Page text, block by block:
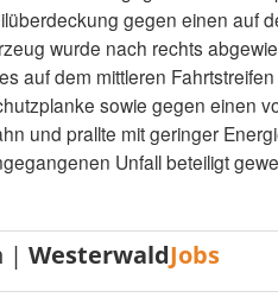
gegen einen auf
wurde nach rechts
auf dem mittleren
sowie gegen einen
und prallte mit geringer
Unfall beteiligt
|WesterwaldJobs